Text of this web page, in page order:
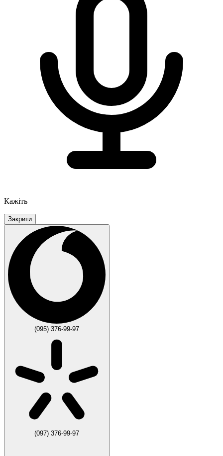
Кажіть
Закрити
(095) 376-99-97
(097) 376-99-97